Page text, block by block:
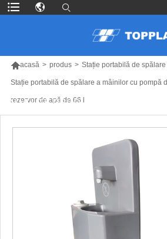
acasă > produs > Stație portabilă de
Stație portabilă de spălare a mâinilor cu pompă
rezervor de apă de 66 l
MAI MULTE PRODUSE